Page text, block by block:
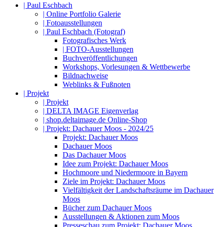
| Paul Eschbach
| Online Portfolio Galerie
| Fotoausstellungen
| Paul Eschbach (Fotograf)
Fotografisches Werk
| FOTO-Ausstellungen
Buchveröffentlichungen
Workshops, Vorlesungen & Wettbewerbe
Bildnachweise
Weblinks & Fußnoten
| Projekt
| Projekt
| DELTA IMAGE Eigenverlag
| shop.deltaimage.de Online-Shop
| Projekt: Dachauer Moos - 2024/25
Projekt: Dachauer Moos
Dachauer Moos
Das Dachauer Moos
Idee zum Projekt: Dachauer Moos
Hochmoore und Niedermoore in Bayern
Ziele im Projekt: Dachauer Moos
Vielfältigkeit der Landschaftsräume im Dachauer
Moos
Bücher zum Dachauer Moos
Ausstellungen & Aktionen zum Moos
Presseschau zum Projekt: Dachauer Moos